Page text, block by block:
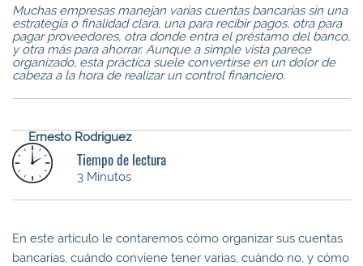
Muchas empresas manejan varias cuentas bancarias sin una
estrategia o finalidad clara, una para recibir pagos, otra para
pagar proveedores, otra donde entra el préstamo del banco,
y otra más para ahorrar. Aunque a simple vista parece
organizado, esta práctica suele convertirse en un dolor de
cabeza a la hora de realizar un control financiero.
Ernesto Rodriguez
Tiempo de lectura
3 Minutos
En este artículo le contaremos cómo organizar sus cuentas
bancarias, cuándo conviene tener varias, cuándo no, y cómo